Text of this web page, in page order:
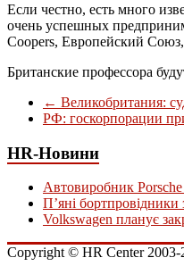
Если честно, есть много
очень успешных
Coopers, Европейский
Британские профессора
← Великобритания:
РФ: госкорпорации
HR-Новини
Автовиробник Porsche
П’яні
Volkswagen планує
Copyright © HR Center 2003-